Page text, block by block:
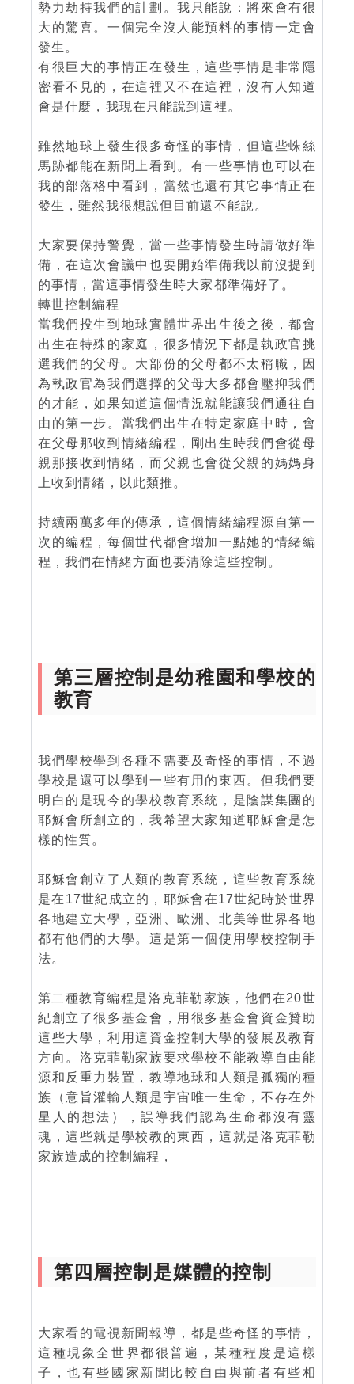
勢力劫持我們的計劃。我只能說：將來會有很
大的驚喜。一個完全沒人能預料的事情一定會
發生。
有很巨大的事情正在發生，這些事情是非常隱
密看不見的，在這裡又不在這裡，沒有人知道
會是什麼，我現在只能說到這裡。
雖然地球上發生很多奇怪的事情，但這些蛛絲
馬跡都能在新聞上看到。有一些事情也可以在
我的部落格中看到，當然也還有其它事情正在
發生，雖然我很想說但目前還不能說。
大家要保持警覺，當一些事情發生時請做好準
備，在這次會議中也要開始準備我以前沒提到
的事情，當這事情發生時大家都準備好了。
轉世控制編程
當我們投生到地球實體世界出生後之後，都會
出生在特殊的家庭，很多情況下都是執政官挑
選我們的父母。大部份的父母都不太稱職，因
為執政官為我們選擇的父母大多都會壓抑我們
的才能，如果知道這個情況就能讓我們通往自
由的第一步。當我們出生在特定家庭中時，會
在父母那收到情緒編程，剛出生時我們會從母
親那接收到情緒，而父親也會從父親的媽媽身
上收到情緒，以此類推。
持續兩萬多年的傳承，這個情緒編程源自第一
次的編程，每個世代都會增加一點她的情緒編
程，我們在情緒方面也要清除這些控制。
第三層控制是幼稚園和學校的
教育
我們學校學到各種不需要及奇怪的事情，不過
學校是還可以學到一些有用的東西。但我們要
明白的是現今的學校教育系統，是陰謀集團的
耶穌會所創立的，我希望大家知道耶穌會是怎
樣的性質。
耶穌會創立了人類的教育系統，這些教育系統
是在17世紀成立的，耶穌會在17世紀時於世界
各地建立大學，亞洲、歐洲、北美等世界各地
都有他們的大學。這是第一個使用學校控制手
法。
第二種教育編程是洛克菲勒家族，他們在20世
紀創立了很多基金會，用很多基金會資金贊助
這些大學，利用這資金控制大學的發展及教育
方向。洛克菲勒家族要求學校不能教導自由能
源和反重力裝置，教導地球和人類是孤獨的種
族（意旨灌輸人類是宇宙唯一生命，不存在外
星人的想法），誤導我們認為生命都沒有靈
魂，這些就是學校教的東西，這就是洛克菲勒
家族造成的控制編程，
第四層控制是媒體的控制
大家看的電視新聞報導，都是些奇怪的事情，
這種現象全世界都很普遍，某種程度是這樣
子，也有些國家新聞比較自由與前者有些相